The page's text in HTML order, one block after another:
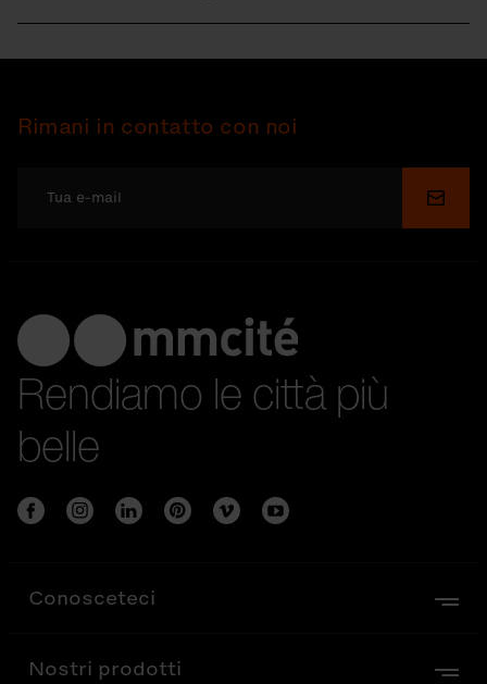
Rimani in contatto con noi
Invia
Rendiamo le città più
belle
Conosceteci
Nostri prodotti